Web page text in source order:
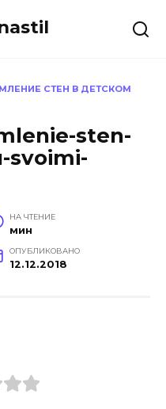
СТЕН В ДЕТСКОМ
sten-
svoimi-
НА ЧТЕНИЕ
мин
ОПУБЛИКОВАНО
12.12.2018